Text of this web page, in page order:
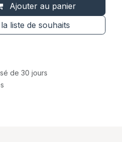
Ajouter au panier
liste de souhaits
de 30 jours